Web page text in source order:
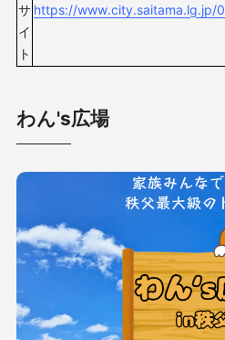
サ
イ
ト
https://
わん's広場